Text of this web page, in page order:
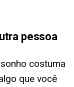
pessoa
costuma
que você